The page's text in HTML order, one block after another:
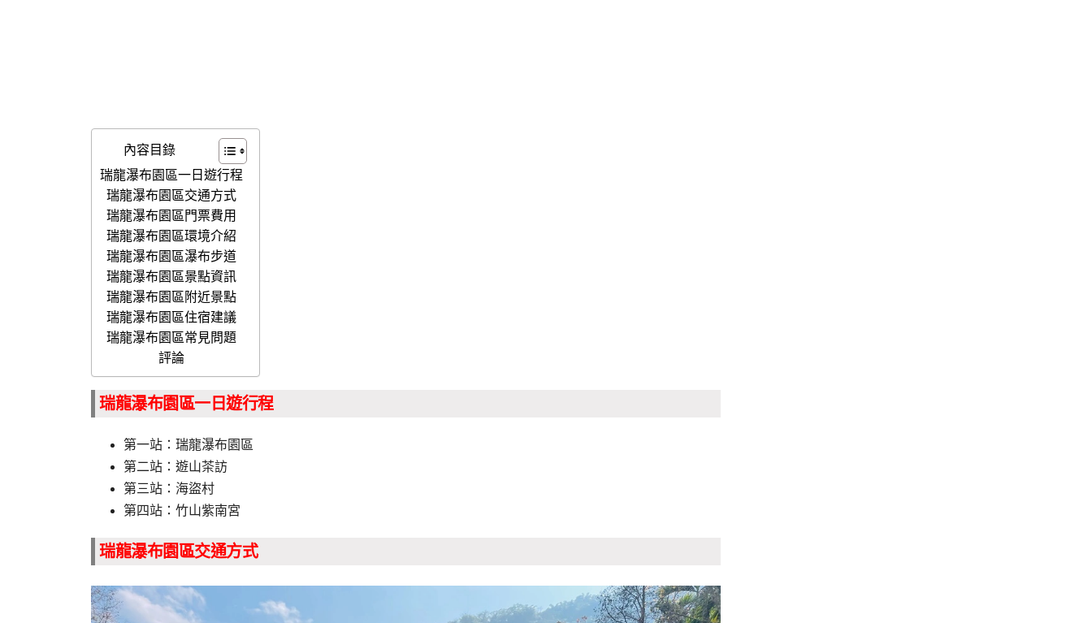
內容目錄
瑞龍瀑布園區一日遊行程
瑞龍瀑布園區交通方式
瑞龍瀑布園區門票費用
瑞龍瀑布園區環境介紹
瑞龍瀑布園區瀑布步道
瑞龍瀑布園區景點資訊
瑞龍瀑布園區附近景點
瑞龍瀑布園區住宿建議
瑞龍瀑布園區常見問題
評論
瑞龍瀑布園區一日遊行程
第一站：瑞龍瀑布園區
第二站：遊山茶訪
第三站：海盜村
第四站：竹山紫南宮
瑞龍瀑布園區交通方式